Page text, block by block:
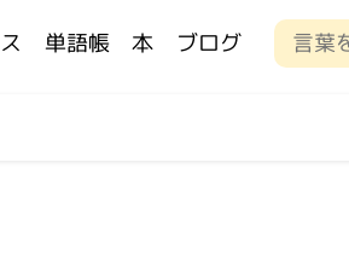
単語帳 本 ブログ